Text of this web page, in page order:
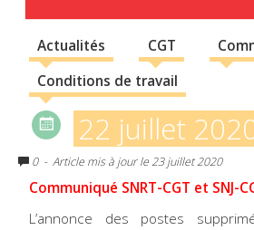
Actualités CGT
Conditions de travail
22 juillet
0 - Article mis à jour le 23 juillet 2020
Communiqué SNRT-CGT et SNJ-
L’annonce des postes